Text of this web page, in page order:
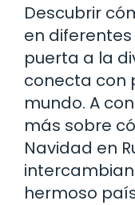
Descubrir
en
puerta a la
conecta con
mundo. A
más sobre
Navidad en
hermoso